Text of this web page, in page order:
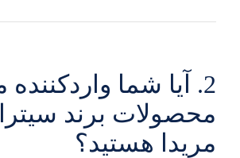
2. آیا شما
محصولات برند
مریدا هستید؟